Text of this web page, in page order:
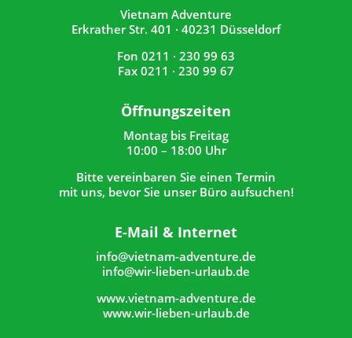
Vietnam Adventure
Erkrather Str. 401 · 40231 Düsseldorf
Fon 0211 · 230 99 63
Fax 0211 · 230 99 67
Öffnungszeiten
Montag bis Freitag
10:00 – 18:00 Uhr
Bitte vereinbaren Sie einen Termin
mit uns, bevor Sie unser Büro aufsuchen!
E-Mail & Internet
info@vietnam-adventure.de
info@wir-lieben-urlaub.de
www.vietnam-adventure.de
www.wir-lieben-urlaub.de